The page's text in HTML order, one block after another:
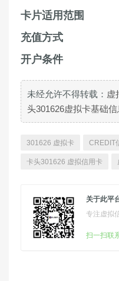
卡片适用范围
充值方式
开户条件
未经允许不得转载： 虚
头301626虚拟卡基础信
301626 虚拟卡 CREDIT
卡头301626 虚拟信用卡
关于此平
专注虚拟
扫一扫联